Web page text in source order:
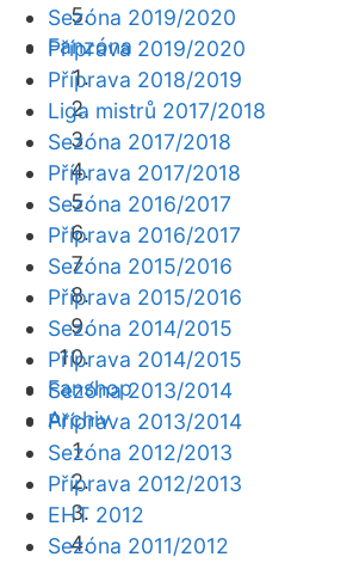
Fanzóna
Fanshop
Archiv
Sezóna 2019/2020
Příprava 2019/2020
Příprava 2018/2019
Liga mistrů 2017/2018
Sezóna 2017/2018
Příprava 2017/2018
Sezóna 2016/2017
Příprava 2016/2017
Sezóna 2015/2016
Příprava 2015/2016
Sezóna 2014/2015
Příprava 2014/2015
Sezóna 2013/2014
Příprava 2013/2014
Sezóna 2012/2013
Příprava 2012/2013
EHT 2012
Sezóna 2011/2012